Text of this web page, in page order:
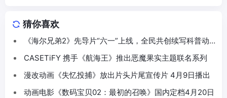
猜你喜欢
《海尔兄弟2》先导片“六一”上线，全民共创续写科普动
CASETiFY 携手《航海王》推出恶魔果实主题联名系列
漫改动画《失忆投捕》放出片头片尾宣传片 4月9日播出
动画电影《数码宝贝02：最初的召唤》国内定档4月20日